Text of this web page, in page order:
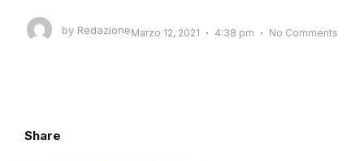
byRedazioneMarzo 12, 2021 4:38 pm No Comments
Share